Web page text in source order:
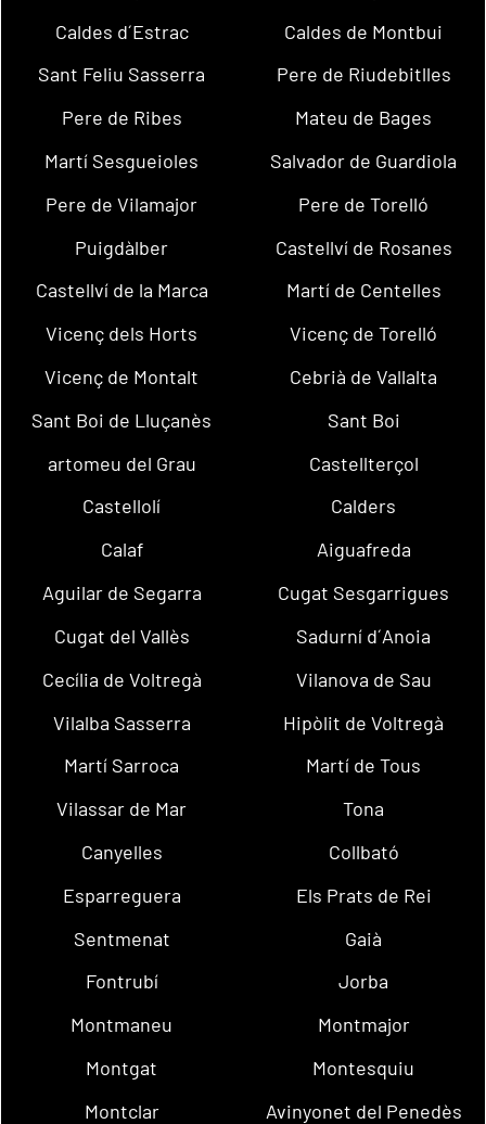
Caldes d´Estrac
Caldes de Montbui
Sant Feliu Sasserra
Pere de Riudebitlles
Pere de Ribes
Mateu de Bages
Martí Sesgueioles
Salvador de Guardiola
Pere de Vilamajor
Pere de Torelló
Puigdàlber
Castellví de Rosanes
Castellví de la Marca
Martí de Centelles
Vicenç dels Horts
Vicenç de Torelló
Vicenç de Montalt
Cebrià de Vallalta
Sant Boi de Lluçanès
Sant Boi
artomeu del Grau
Castellterçol
Castellolí
Calders
Calaf
Aiguafreda
Aguilar de Segarra
Cugat Sesgarrigues
Cugat del Vallès
Sadurní d´Anoia
Cecília de Voltregà
Vilanova de Sau
Vilalba Sasserra
Hipòlit de Voltregà
Martí Sarroca
Martí de Tous
Vilassar de Mar
Tona
Canyelles
Collbató
Esparreguera
Els Prats de Rei
Sentmenat
Gaià
Fontrubí
Jorba
Montmaneu
Montmajor
Montgat
Montesquiu
Montclar
Avinyonet del Penedès